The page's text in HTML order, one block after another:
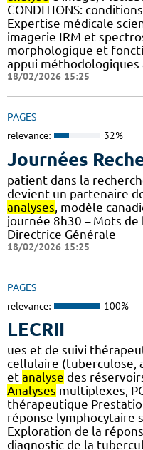
CONDITIONS:
Expertise médicale
imagerie IRM et
morphologique et
appui méthodologiques
18/02/2026 15:25
PAGES
relevance: 32%
Journées
patient dans la
devient un partenaire
analyses , modèle
journée 8h30 – Mots de
Directrice Générale
18/02/2026 15:25
PAGES
relevance: 100%
LECRII
ues et de suivi
cellulaire (tuberculose,
et analyse des
Analyses multiplexes,
thérapeutique
réponse lymphocytaire
Exploration de la
diagnostic de la